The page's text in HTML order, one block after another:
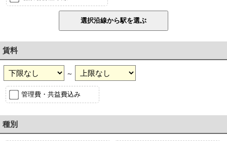
賃料
～
管理費・共益費込み
種別